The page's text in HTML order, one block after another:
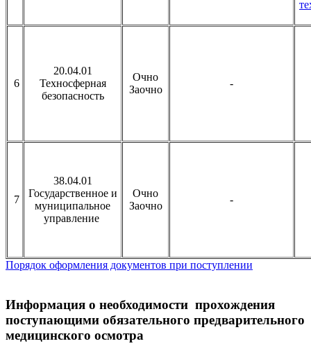
6
20.04.01
Техносферная
безопасность
Очно
Заочно
-
7
38.04.01
Государственное и
муниципальное
управление
Очно
Заочно
-
Порядок оформления документов при поступлении
Информация о необходимости прохождения
поступающими обязательного предварительного
медицинского осмотра